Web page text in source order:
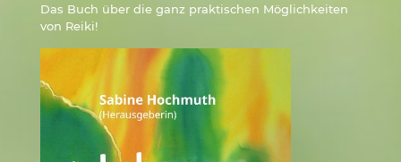
Das Buch über die ganz praktischen Möglichkeiten
von Reiki!